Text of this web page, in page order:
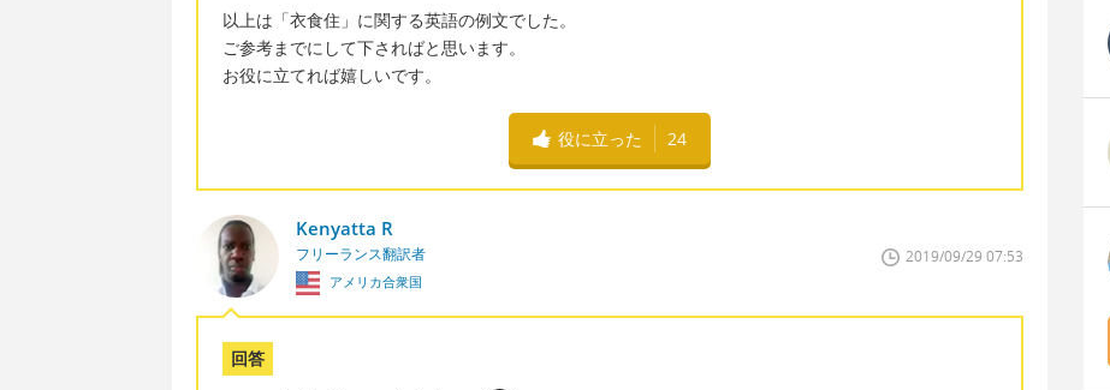
以上は「衣食住」に関する英語の例文でした。
ご参考までにして下さればと思います。
お役に立てれば嬉しいです。
役に立った 24
Kenyatta R
フリーランス翻訳者
アメリカ合衆国
2019/09/29 07:53
回答